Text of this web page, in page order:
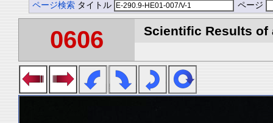
ページ検索 タイトル ページ
0606 Scientific Results of